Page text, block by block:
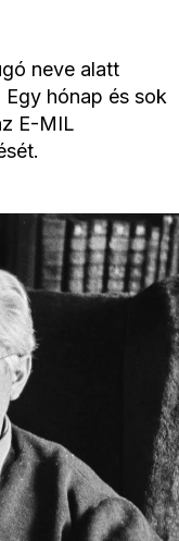
neve alatt
hónap és sok
E-MIL